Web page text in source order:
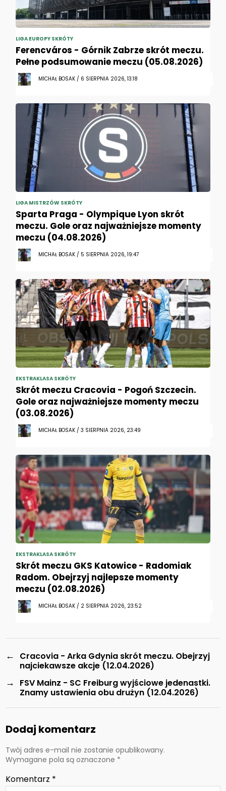
LIGA EUROPY SKRÓTY
Ferencváros - Górnik Zabrze skrót meczu.
Pełne podsumowanie meczu (05.08.2026)
MICHAŁ BOSAK / 6 SIERPNIA 2026, 13:18
LIGA MISTRZÓW SKRÓTY
Sparta Praga - Olympique Lyon skrót
meczu. Gole oraz najważniejsze momenty
meczu (04.08.2026)
MICHAŁ BOSAK / 5 SIERPNIA 2026, 19:47
EKSTRAKLASA SKRÓTY
Skrót meczu Cracovia - Pogoń Szczecin.
Gole oraz najważniejsze momenty meczu
(03.08.2026)
MICHAŁ BOSAK / 3 SIERPNIA 2026, 23:49
EKSTRAKLASA SKRÓTY
Skrót meczu GKS Katowice - Radomiak
Radom. Obejrzyj najlepsze momenty
meczu (02.08.2026)
MICHAŁ BOSAK / 2 SIERPNIA 2026, 23:52
←
Cracovia - Arka Gdynia skrót meczu. Obejrzyj
najciekawsze akcje (12.04.2026)
→
FSV Mainz - SC Freiburg wyjściowe jedenastki.
Znamy ustawienia obu drużyn (12.04.2026)
Dodaj komentarz
Twój adres e-mail nie zostanie opublikowany.
Wymagane pola są oznaczone *
Komentarz *